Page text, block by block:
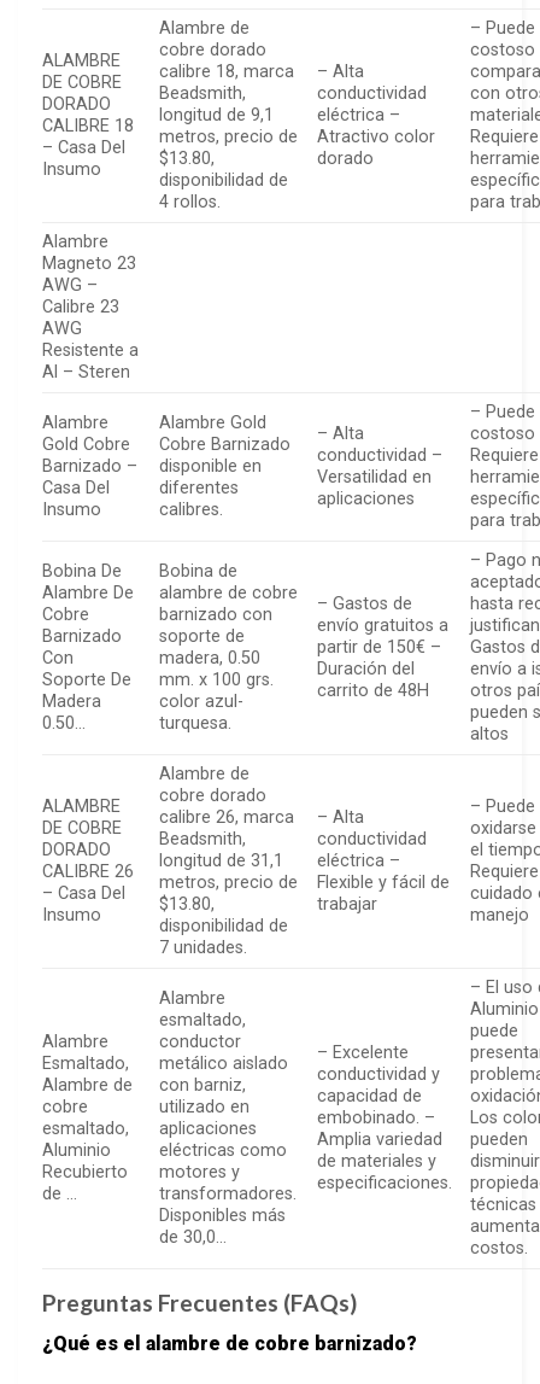
ALAMBRE
DE COBRE
DORADO
CALIBRE 18
– Casa Del
Insumo
Alambre de
cobre dorado
calibre 18, marca
Beadsmith,
longitud de 9,1
metros, precio de
$13.80,
disponibilidad de
4 rollos.
– Alta
conductividad
eléctrica –
Atractivo color
dorado
– Puede
costoso
con
Requiere
para
Alambre
Magneto 23
AWG –
Calibre 23
AWG
Resistente a
Al – Steren
Alambre
Gold Cobre
Barnizado –
Casa Del
Insumo
Alambre Gold
Cobre Barnizado
disponible en
diferentes
calibres.
– Alta
conductividad –
Versatilidad en
aplicaciones
– Puede
costoso
Requiere
para
Bobina De
Alambre De
Cobre
Barnizado
Con
Soporte De
Madera
0.50…
Bobina de
alambre de cobre
barnizado con
soporte de
madera, 0.50
mm. x 100 grs.
color azul-
turquesa.
– Gastos de
envío gratuitos a
partir de 150€ –
Duración del
carrito de 48H
– Pago
hasta
Gastos
envío a
otros
pueden
altos
ALAMBRE
DE COBRE
DORADO
CALIBRE 26
– Casa Del
Insumo
Alambre de
cobre dorado
calibre 26, marca
Beadsmith,
longitud de 31,1
metros, precio de
$13.80,
disponibilidad de
7 unidades.
– Alta
conductividad
eléctrica –
Flexible y fácil de
trabajar
– Puede
el
Requiere
cuidado
manejo
Alambre
Esmaltado,
Alambre de
cobre
esmaltado,
Aluminio
Recubierto
de …
Alambre
esmaltado,
conductor
metálico aislado
con barniz,
utilizado en
aplicaciones
eléctricas como
motores y
transformadores.
Disponibles más
de 30,0…
– Excelente
conductividad y
capacidad de
embobinado. –
Amplia variedad
de materiales y
especificaciones.
– El uso
Aluminio
puede
Los
pueden
disminuir
técnicas
costos.
Preguntas Frecuentes (FAQs)
¿Qué es el alambre de cobre barnizado?